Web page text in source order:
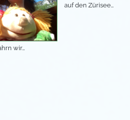
wir…
auf den Zürisee…